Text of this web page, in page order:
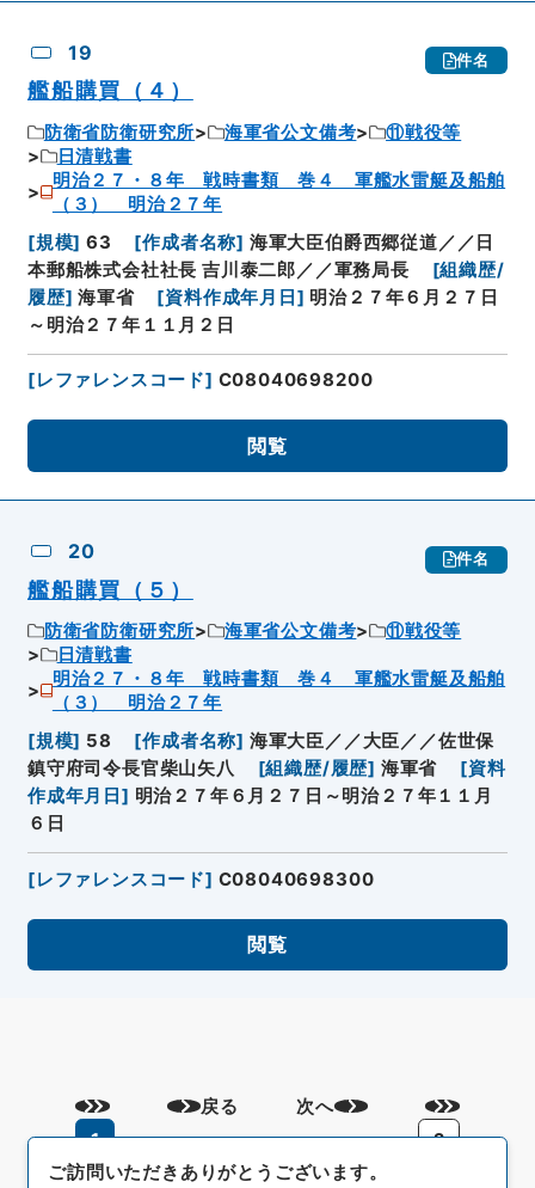
19 件名
艦船購買（４）
防衛省防衛研究所 海軍省公文備考
⑪戦役等
日清戦書
明治２７・８年 戦時書類 巻４ 軍艦水雷艇及船舶
（３） 明治２７年
[規模] 63 [作成者名称] 海軍大臣伯爵西郷従道／／日
本郵船株式会社社長 吉川泰二郎／／軍務局長
[組織歴/
履歴] 海軍省 [資料作成年月日 ] 明治２７年６月２７日
～明治２７年１１月２日
[レファレンスコード] C08040698200
閲覧
20 件名
艦船購買（５）
防衛省防衛研究所 海軍省公文備考
⑪戦役等
日清戦書
明治２７・８年 戦時書類 巻４ 軍艦水雷艇及船舶
（３） 明治２７年
[規模] 58 [作成者名称] 海軍大臣／／大臣／／佐世保
鎮守府司令長官柴山矢八
[組織歴/履歴] 海軍省 [資料
作成年月日 ] 明治２７年６月２７日～明治２７年１１月
６日
[レファレンスコード] C08040698300
閲覧
戻る
1
2
次へ
ご訪問いただきありがとうございます。